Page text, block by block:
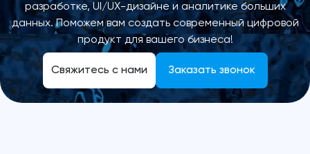
разработке, UI/UX-дизайне и аналитике больших
данных. Поможем вам создать современный цифровой
продукт для вашего бизнеса!
Свяжитесь с нами Заказать звонок